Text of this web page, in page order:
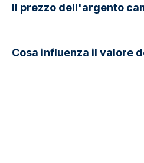
Il prezzo dell'argento
Cosa influenza il valore